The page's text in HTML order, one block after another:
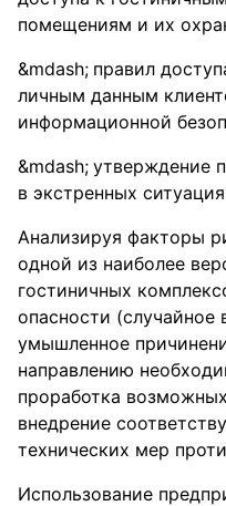
помещениям и их
правил
личным данным
информационной
утверждение
в экстренных
Анализируя факторы
одной из наиболее
гостиничных
опасности (случайное
умышленное
направлению
проработка
внедрение
технических мер
Использование